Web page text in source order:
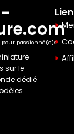
-
passionné(e)s
sur le
dédié